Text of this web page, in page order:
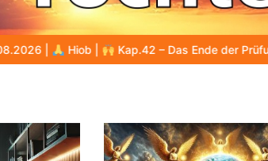
Ende der Prüfung BALD KOMMT DER